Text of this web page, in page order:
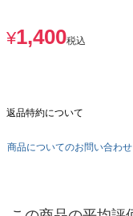
¥1,400税込
返品特約について
商品についてのお問い合わせ